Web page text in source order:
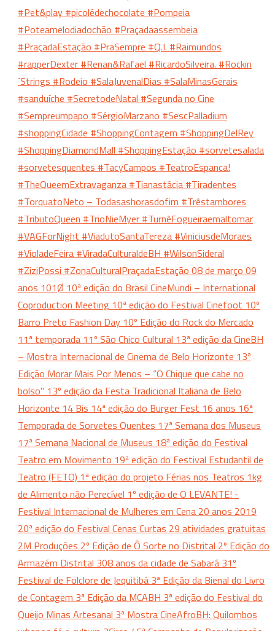
#Pet&play #picolédechocolate #Pompeia
#Poteamelodiadochão #Praçadaassembeia
#PraçadaEstação #PraSempre #Q.I. #Raimundos
#rapperDexter #Renan&Rafael #RicardoSilveira. #Rockin
´Strings #Rodeio #SalaJuvenalDias #SalaMinasGerais
#sanduíche #SecretodeNatal #Segunda no Cine
#Sempreumpapo #SérgioMarzano #SescPalladium
#shoppingCidade #ShoppingContagem #ShoppingDelRey
#ShoppingDiamondMall #ShoppingEstação #sorvetesalada
#sorvetesquentes #TacyCampos #TeatroEspanca!
#TheQueemExtravaganza #Tianastácia #Tiradentes
#TorquatoNeto – Todasashorasdofim #Trêstambores
#TributoQueen #TrioNieMyer #TurnêFogueiraemaltomar
#VAGForNight #ViadutoSantaTereza #ViniciusdeMoraes
#VioladeFeira #ViradaCulturaldeBH #WilsonSideral
#ZiziPossi #ZonaCulturalPraçadaEstação 08 de março 09
anos 101Ø 10ª edição do Brasil CineMundi – International
Coproduction Meeting 10ª edição do Festival Cinefoot 10º
Barro Preto Fashion Day 10º Edição do Rock do Mercado
11ª temporada 11º São Chico Cultural 13ª edição da CineBH
– Mostra Internacional de Cinema de Belo Horizonte 13ª
Edição Morar Mais Por Menos – “O Chique que cabe no
bolso" 13º edição da Festa Tradicional Italiana de Belo
Horizonte 14 Bis 14ª edição do Burger Fest 16 anos 16ª
Temporada de Sorvetes Quentes 17ª Semana dos Museus
17ª Semana Nacional de Museus 18ª edição do Festival
Teatro em Movimento 19ª edição do Festival Estudantil de
Teatro (FETO) 1ª edição do projeto Férias nos Teatros 1kg
de Alimento não Perecível 1º edição de O LEVANTE! -
Festival Internacional de Mulheres em Cena 20 anos 2019
20ª edição do Festival Cenas Curtas 29 atividades gratuitas
2M Produções 2º Edição de Ô Sorte no Distrital 2º Edição do
Armazém Distrital 308 anos da cidade de Sabará 31º
Festival de Folclore de Jequitibá 3ª Edição da Bienal do Livro
de Contagem 3ª Edição da MCABH 3ª edição do Festival do
Queijo Minas Artesanal 3ª Mostra CineAfroBH: Quilombos